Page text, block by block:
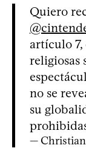
Quiero
artículo 7,
religiosas
no se
su
—